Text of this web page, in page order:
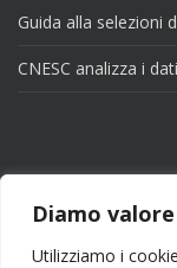
Diamo
Utilizziamo i
Guida alla selezioni
CNESC analizza i